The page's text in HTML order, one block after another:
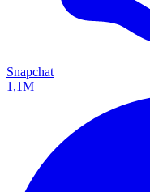
Snapchat
1,1M